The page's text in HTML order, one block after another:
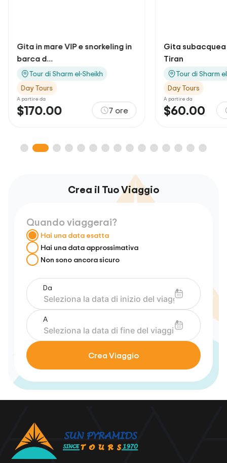
Gita in mare VIP e snorkeling in
barca d...
Tour di Sharm el-Sheikh
Day Tours
A partire da
$170.00 7 ore
Gita
Tiran
Tour di Sharm
Day Tours
A partire da
$60.00
Crea il Tuo Viaggio
Quando viaggerai?
Hai una data esatta
Hai una data approssimativa
Non sono ancora sicuro
Da
A
Crea Viaggio